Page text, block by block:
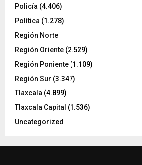
Policía (4.406)
Política (1.278)
Región Norte
Región Oriente (2.529)
Región Poniente (1.109)
Región Sur (3.347)
Tlaxcala (4.899)
Tlaxcala Capital (1.536)
Uncategorized